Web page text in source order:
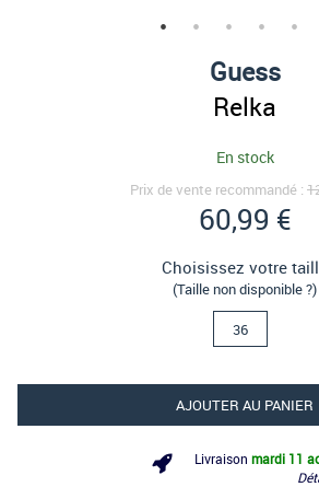
Guess
Relka
En stock
Prix de vente recommandé :
60,99 €
Choisissez votre
(Taille non disponible ?)
36
AJOUTER AU PANIER
Livraison mardi 11